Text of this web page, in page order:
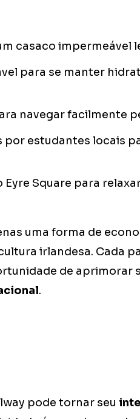
casaco impermeável
para se manter
navegar facilmente
estudantes locais
Square para
uma forma de
irlandesa. Cada
de aprimorar
.
pode tornar seu